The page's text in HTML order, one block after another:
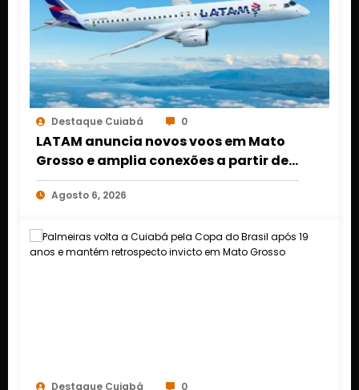
Destaque Cuiabá 0
LATAM anuncia novos voos em Mato
Grosso e amplia conexões a partir de
Cuiabá e Rondonópolis
Agosto 6, 2026
Destaque Cuiabá 0